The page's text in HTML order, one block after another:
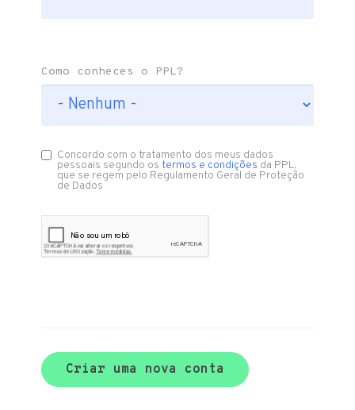
Como conheces o PPL?
Concordo com o tratamento dos meus dados
pessoais segundo ostermos e condições da PPL,
que se regem pelo Regulamento Geral de Proteção
de Dados
Criar uma nova conta